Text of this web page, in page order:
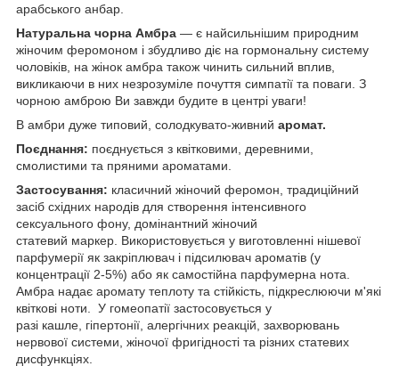
арабського анбар.
Натуральна чорна Амбра — є найсильнішим природним
жіночим феромоном і збудливо діє на гормональну систему
чоловіків, на жінок амбра також чинить сильний вплив,
викликаючи в них незрозуміле почуття симпатії та поваги. З
чорною амброю Ви завжди будите в центрі уваги!
В амбри дуже типовий, солодкувато-живний аромат.
Поєднання: поєднується з квітковими, деревними,
смолистими та пряними ароматами.
Застосування: класичний жіночий феромон, традиційний
засіб східних народів для створення інтенсивного
сексуального фону, домінантний жіночий
статевий маркер. Використовується у виготовленні нішевої
парфумерії як закріплювач і підсилювач ароматів (у
концентрації 2-5%) або як самостійна парфумерна нота.
Амбра надає аромату теплоту та стійкість, підкреслюючи м'які
квіткові ноти. У гомеопатії застосовується у
разі кашле, гіпертонії, алергічних реакцій, захворювань
нервової системи, жіночої фригідності та різних статевих
дисфункціях.